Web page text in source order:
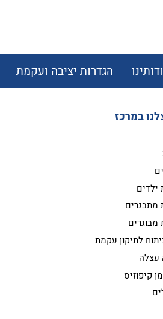
הגדרות יציבה ועקמת
במרכז
ילדים
מתבגרים
לתיקון עקמת
עצלה
קיפוזיס